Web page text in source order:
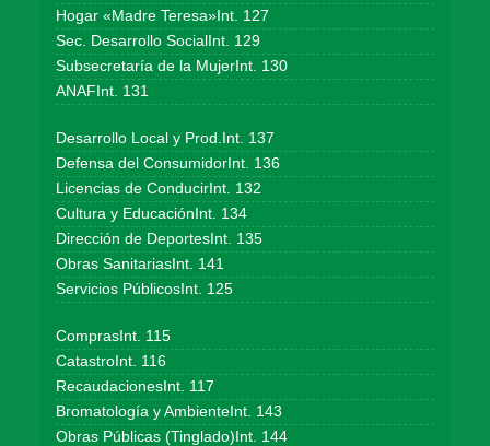
Hogar «Madre Teresa»Int. 127
Sec. Desarrollo SocialInt. 129
Subsecretaría de la MujerInt. 130
ANAFInt. 131
Desarrollo Local y Prod.Int. 137
Defensa del ConsumidorInt. 136
Licencias de ConducirInt. 132
Cultura y EducaciónInt. 134
Dirección de DeportesInt. 135
Obras SanitariasInt. 141
Servicios PúblicosInt. 125
ComprasInt. 115
CatastroInt. 116
RecaudacionesInt. 117
Bromatología y AmbienteInt. 143
Obras Públicas (Tinglado)Int. 144